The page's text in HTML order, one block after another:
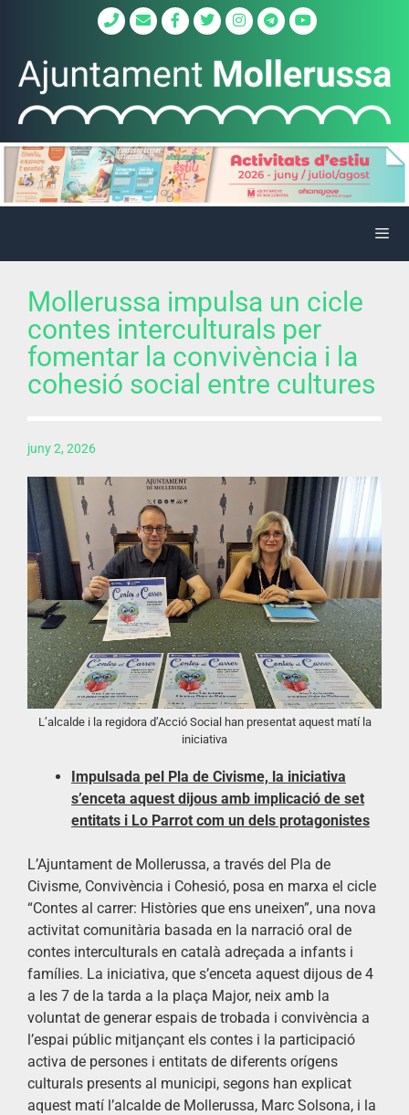
Mollerussa impulsa un cicle
contes interculturals per
fomentar la convivència i la
cohesió social entre cultures
juny 2, 2026
L’alcalde i la regidora d’Acció Social han presentat aquest matí la
iniciativa
Impulsada pel Pla de Civisme, la iniciativa
s’enceta aquest dijous amb implicació de set
entitats i Lo Parrot com un dels protagonistes
L’Ajuntament de Mollerussa, a través del Pla de
Civisme, Convivència i Cohesió, posa en marxa el cicle
“Contes al carrer: Històries que ens uneixen”, una nova
activitat comunitària basada en la narració oral de
contes interculturals en català adreçada a infants i
famílies. La iniciativa, que s’enceta aquest dijous de 4
a les 7 de la tarda a la plaça Major, neix amb la
voluntat de generar espais de trobada i convivència a
l’espai públic mitjançant els contes i la participació
activa de persones i entitats de diferents orígens
culturals presents al municipi, segons han explicat
aquest matí l’alcalde de Mollerussa, Marc Solsona, i la